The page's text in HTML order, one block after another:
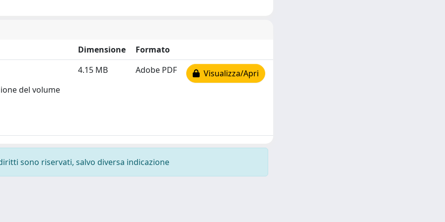
Dimensione Formato
del volume
4.15 MB Adobe PDF Visualizza/Apri
sono riservati, salvo diversa indicazione